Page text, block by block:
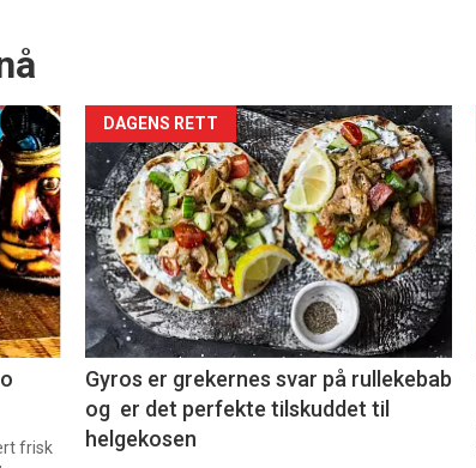
frisk
Forsiden
akkurat
nå
-
2
DAGENS RETT
Gyros er grekernes svar på rullekebab
og er det perfekte tilskuddet til
helgekosen